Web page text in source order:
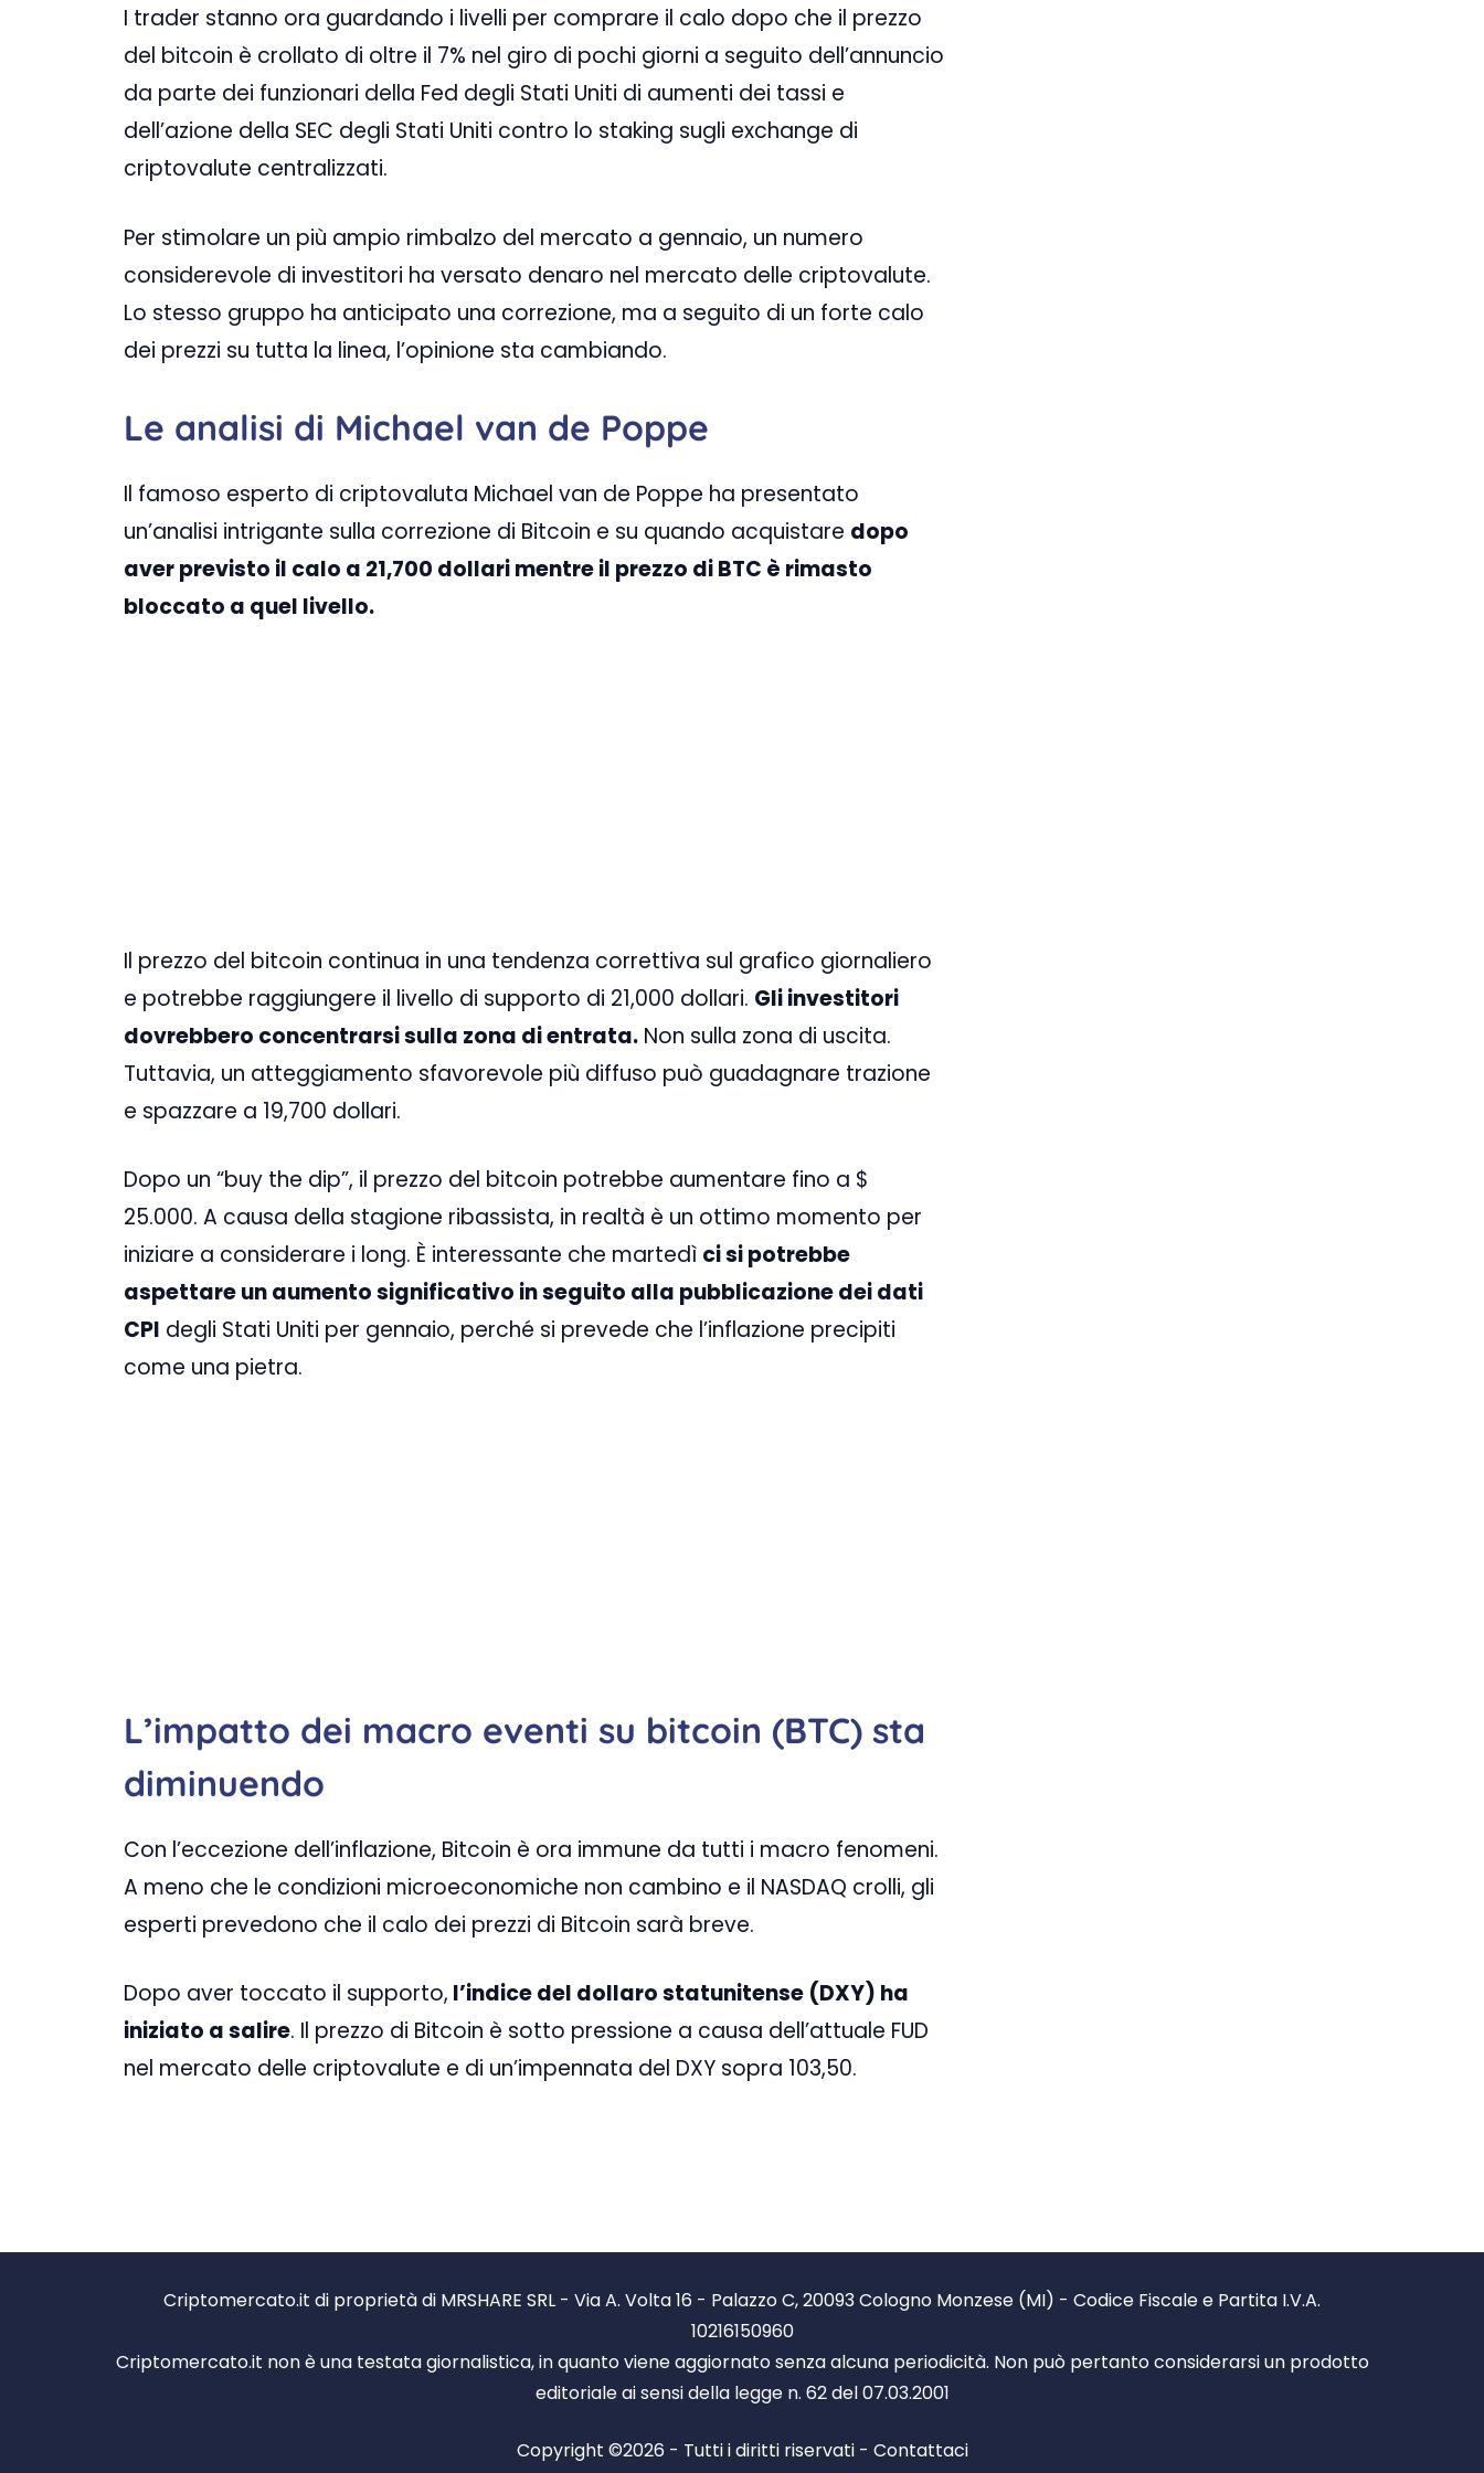
I trader stanno ora guardando i livelli per comprare il calo dopo che il prezzo
del bitcoin è crollato di oltre il 7% nel giro di pochi giorni a seguito dell’annuncio
da parte dei funzionari della Fed degli Stati Uniti di aumenti dei tassi e
dell’azione della SEC degli Stati Uniti contro lo staking sugli exchange di
criptovalute centralizzati.
Per stimolare un più ampio rimbalzo del mercato a gennaio, un numero
considerevole di investitori ha versato denaro nel mercato delle criptovalute.
Lo stesso gruppo ha anticipato una correzione, ma a seguito di un forte calo
dei prezzi su tutta la linea, l’opinione sta cambiando.
Le analisi di Michael van de Poppe
Il famoso esperto di criptovaluta Michael van de Poppe ha presentato
un’analisi intrigante sulla correzione di Bitcoin e su quando acquistare dopo
aver previsto il calo a 21,700 dollari mentre il prezzo di BTC è rimasto
bloccato a quel livello.
Il prezzo del bitcoin continua in una tendenza correttiva sul grafico giornaliero
e potrebbe raggiungere il livello di supporto di 21,000 dollari. Gli investitori
dovrebbero concentrarsi sulla zona di entrata. Non sulla zona di uscita.
Tuttavia, un atteggiamento sfavorevole più diffuso può guadagnare trazione
e spazzare a 19,700 dollari.
Dopo un “buy the dip”, il prezzo del bitcoin potrebbe aumentare fino a $
25.000. A causa della stagione ribassista, in realtà è un ottimo momento per
iniziare a considerare i long. È interessante che martedì ci si potrebbe
aspettare un aumento significativo in seguito alla pubblicazione dei dati
CPI degli Stati Uniti per gennaio, perché si prevede che l’inflazione precipiti
come una pietra.
L’impatto dei macro eventi su bitcoin (BTC) sta
diminuendo
Con l’eccezione dell’inflazione, Bitcoin è ora immune da tutti i macro fenomeni.
A meno che le condizioni microeconomiche non cambino e il NASDAQ crolli, gli
esperti prevedono che il calo dei prezzi di Bitcoin sarà breve.
Dopo aver toccato il supporto, l’indice del dollaro statunitense (DXY) ha
iniziato a salire. Il prezzo di Bitcoin è sotto pressione a causa dell’attuale FUD
nel mercato delle criptovalute e di un’impennata del DXY sopra 103,50.
Criptomercato.it di proprietà di MRSHARE SRL - Via A. Volta 16 - Palazzo C, 20093 Cologno Monzese (MI) - Codice Fiscale e Partita I.V.A.
10216150960
Criptomercato.it non è una testata giornalistica, in quanto viene aggiornato senza alcuna periodicità. Non può pertanto considerarsi un prodotto
editoriale ai sensi della legge n. 62 del 07.03.2001
Copyright ©2026 - Tutti i diritti riservati - Contattaci